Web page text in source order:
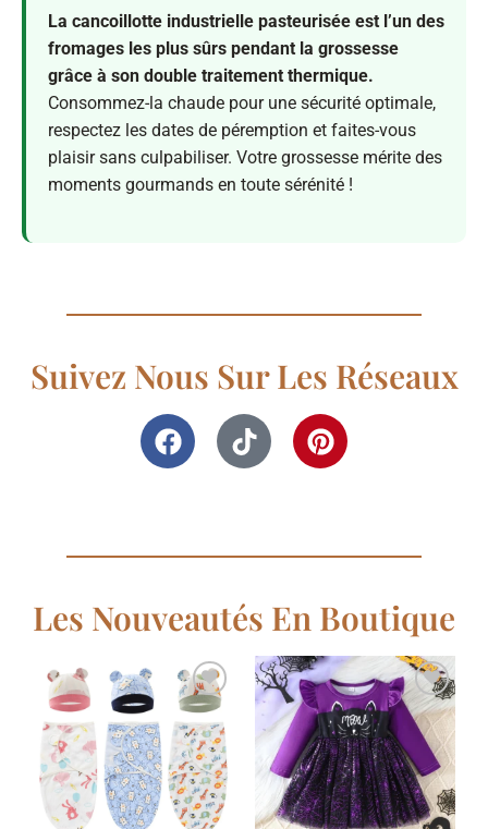
La cancoillotte industrielle pasteurisée est l’un des
fromages les plus sûrs pendant la grossesse
grâce à son double traitement thermique.
Consommez-la chaude pour une sécurité optimale,
respectez les dates de péremption et faites-vous
plaisir sans culpabiliser. Votre grossesse mérite des
moments gourmands en toute sérénité !
Suivez Nous Sur Les Réseaux
Les Nouveautés En Boutique
Ajouter
à la
liste de
souhaits
Ajouter
à la
liste de
souhaits